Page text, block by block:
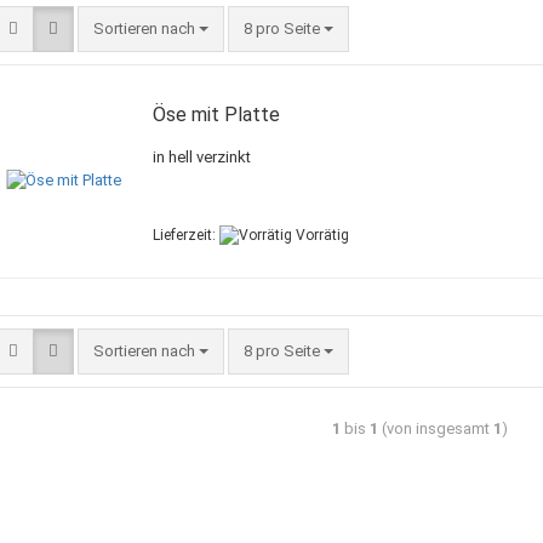
Sortieren nach 8 pro Seite
Öse mit Platte
in hell verzinkt
Lieferzeit: Vorrätig
Sortieren nach 8 pro Seite
1 bis 1 (von insgesamt 1 )